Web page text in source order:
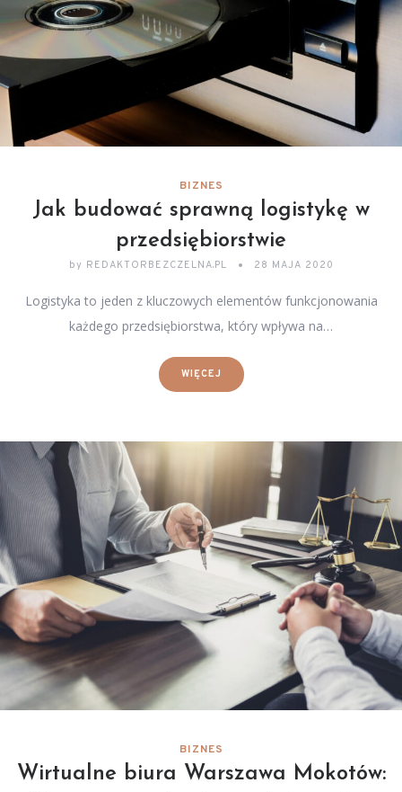
BIZNES
Jak budować sprawną logistykę w
przedsiębiorstwie
by REDAKTORBEZCZELNA.PL 28 MAJA 2020
Logistyka to jeden z kluczowych elementów funkcjonowania
każdego przedsiębiorstwa, który wpływa na…
WIĘCEJ
BIZNES
Wirtualne biura Warszawa Mokotów: